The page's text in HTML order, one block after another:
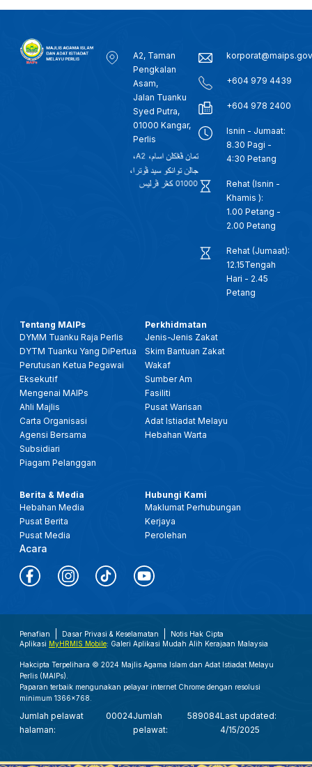
A2, Taman
Pengkalan
Asam,
Jalan Tuanku
Syed Putra,
01000 Kangar,
Perlis
+604 979 4439
+604 978 2400
Isnin - Jumaat:
8.30 Pagi -
4:30 Petang
Rehat (Isnin -
Khamis ):
1.00 Petang -
2.00 Petang
Rehat (Jumaat):
12.15Tengah
Hari - 2.45
Petang
Tentang MAIPs
DYMM Tuanku Raja Perlis
DYTM Tuanku Yang DiPertua
Perutusan Ketua Pegawai
Eksekutif
Mengenai MAIPs
Ahli Majlis
Carta Organisasi
Agensi Bersama
Subsidiari
Piagam Pelanggan
Perkhidmatan
Jenis-Jenis Zakat
Skim Bantuan Zakat
Wakaf
Sumber Am
Fasiliti
Pusat Warisan
Adat Istiadat Melayu
Hebahan Warta
Berita & Media
Hebahan Media
Pusat Berita
Pusat Media
Acara
Hubungi Kami
Maklumat Perhubungan
Kerjaya
Perolehan
Penafian Dasar Privasi & Keselamatan
Notis Hak Cipta
Aplikasi MyHRMIS Mobile: Galeri Aplikasi Mudah Alih Kerajaan Malaysia
Hakcipta Terpelihara © 2024 Majlis Agama Islam dan Adat Istiadat Melayu
Perlis (MAIPs).
Paparan terbaik mengunakan pelayar internet Chrome dengan resolusi
minimum 1366x768.
Jumlah pelawat
halaman:
00024Jumlah
pelawat:
589084Last updated:
4/15/2025